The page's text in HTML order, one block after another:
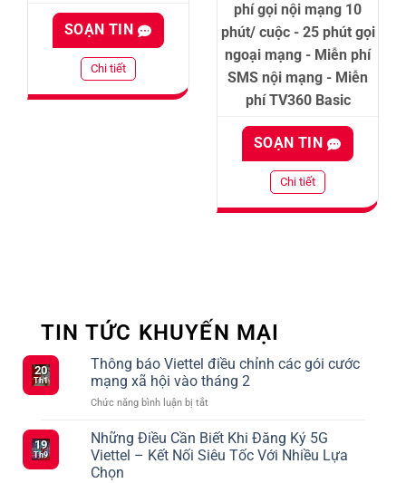
SOẠN TIN
Chi tiết
phí gọi nội mạng 10
phút/ cuộc - 25 phút gọi
ngoại mạng - Miễn phí
SMS nội mạng - Miễn
phí TV360 Basic
SOẠN TIN
Chi tiết
TIN TỨC KHUYẾN MẠI
20
Th1
Thông báo Viettel điều chỉnh các gói cước
mạng xã hội vào tháng 2
Chức năng bình luận bị tắt
báo
Viettel
điều
19
Th9
Những Điều Cần Biết Khi Đăng Ký 5G
Viettel – Kết Nối Siêu Tốc Với Nhiều Lựa
Chọn